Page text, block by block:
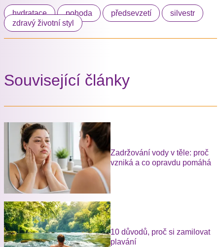
hydratace pohoda předsevzetí
silvestr
zdravý životní styl
Související články
Zadržování vody v těle: proč
vzniká a co opravdu pomáhá
10 důvodů, proč si zamilovat
plavání